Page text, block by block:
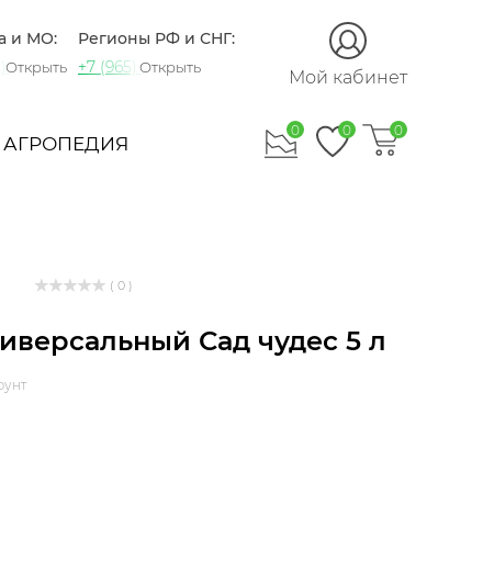
и МО:
60-15
Открыть
Регионы РФ и СНГ:
+7 (965) 420-10-10
Открыть Мой кабинет
АГРОПЕДИЯ
0 0 0
( 0 )
Сад чудес 5 л